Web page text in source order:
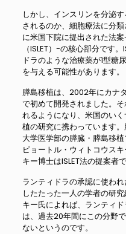
しかし、インスリンを分泌
されるのか、細胞療法に分
に米国下院に提出された法
（ISLET）-の核心部分です
ドラのような治療薬が1型糖
を与える可能性があります。
膵島移植は、2002年にカナ
で初めて開発されました。
れるようになり、米国のい
植の研究に携わっています
大学医学部の膵臓・膵島移
ピョートル・ウィトコウス
キー博士はISLET法の提案者で
ランティドラの承認に使わ
したたった一人の学者の研
キー氏によれば、ランティ
は、過去20年間にこの分野
ないというのです。